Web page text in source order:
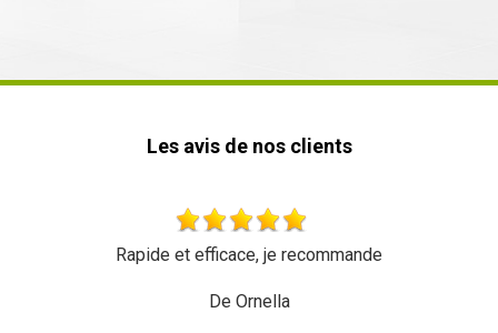
Les avis de nos clients
je recommande
Très beau travail rien